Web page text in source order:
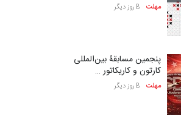
مهلت 8 روز دیگر
پنجمین مسابقۀ بین‌المللی
کارتون و کاریکاتور …
مهلت 8 روز دیگر